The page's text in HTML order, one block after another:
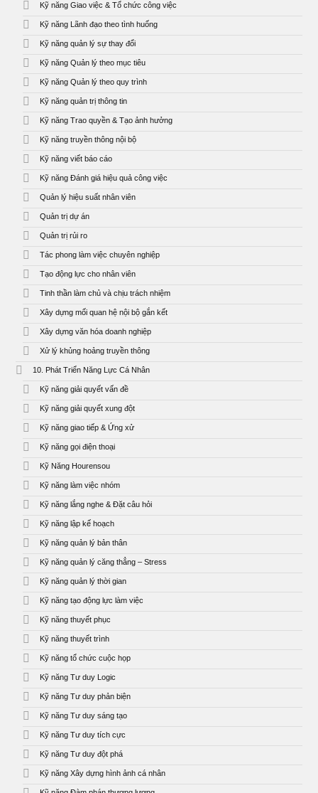
Kỹ năng Giao việc & Tổ chức công việc
Kỹ năng Lãnh đạo theo tình huống
Kỹ năng quản lý sự thay đổi
Kỹ năng Quản lý theo mục tiêu
Kỹ năng Quản lý theo quy trình
Kỹ năng quản trị thông tin
Kỹ năng Trao quyền & Tạo ảnh hưởng
Kỹ năng truyền thông nội bộ
Kỹ năng viết báo cáo
Kỹ năng Đánh giá hiệu quả công việc
Quản lý hiệu suất nhân viên
Quản trị dự án
Quản trị rủi ro
Tác phong làm việc chuyên nghiệp
Tạo động lực cho nhân viên
Tinh thần làm chủ và chịu trách nhiệm
Xây dựng mối quan hệ nội bộ gắn kết
Xây dựng văn hóa doanh nghiệp
Xử lý khủng hoảng truyền thông
10. Phát Triển Năng Lực Cá Nhân
Kỹ năng giải quyết vấn đề
Kỹ năng giải quyết xung đột
Kỹ năng giao tiếp & Ứng xử
Kỹ năng gọi điện thoại
Kỹ Năng Hourensou
Kỹ năng làm việc nhóm
Kỹ năng lắng nghe & Đặt câu hỏi
Kỹ năng lập kế hoạch
Kỹ năng quản lý bản thân
Kỹ năng quản lý căng thẳng – Stress
Kỹ năng quản lý thời gian
Kỹ năng tạo động lực làm việc
Kỹ năng thuyết phục
Kỹ năng thuyết trình
Kỹ năng tổ chức cuộc họp
Kỹ năng Tư duy Logic
Kỹ năng Tư duy phản biện
Kỹ năng Tư duy sáng tạo
Kỹ năng Tư duy tích cực
Kỹ năng Tư duy đột phá
Kỹ năng Xây dựng hình ảnh cá nhân